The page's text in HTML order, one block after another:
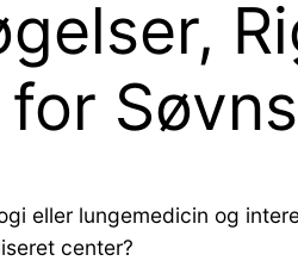
eller lungemedicin og
center?